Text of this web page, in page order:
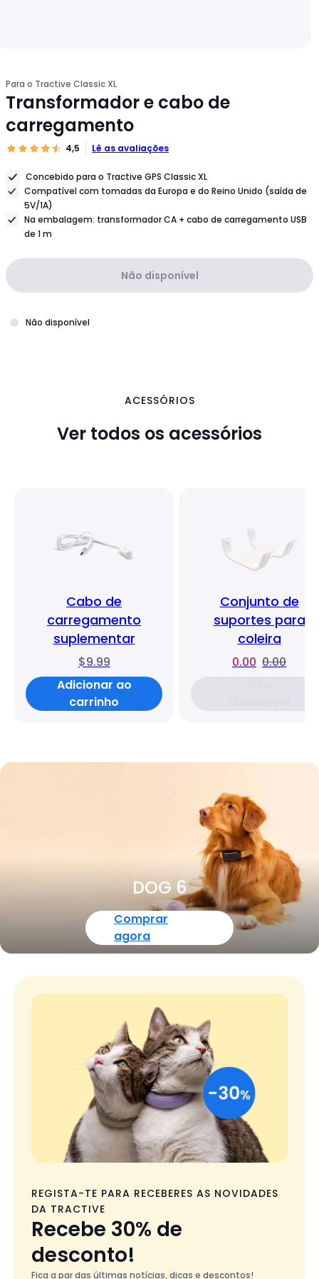
Para o Tractive Classic XL
Transformador e cabo de
carregamento
4,5 Lê as avaliações
Concebido para o Tractive GPS Classic XL
Compatível com tomadas da Europa e do Reino Unido (saída de
5V/1A)
Na embalagem: transformador CA + cabo de carregamento USB
de 1 m
Não disponível
Não disponível
ACESSÓRIOS
Ver todos os acessórios
Cabo de
carregamento
suplementar
$9.99
Adicionar ao
carrinho
Conjunto de
suportes para
coleira
0.00 0.00
DOG 6
Comprar
agora
REGISTA-TE PARA RECEBERES AS NOVIDADES
DA TRACTIVE
Recebe 30% de
desconto!
Fica a par das últimas notícias, dicas e descontos!